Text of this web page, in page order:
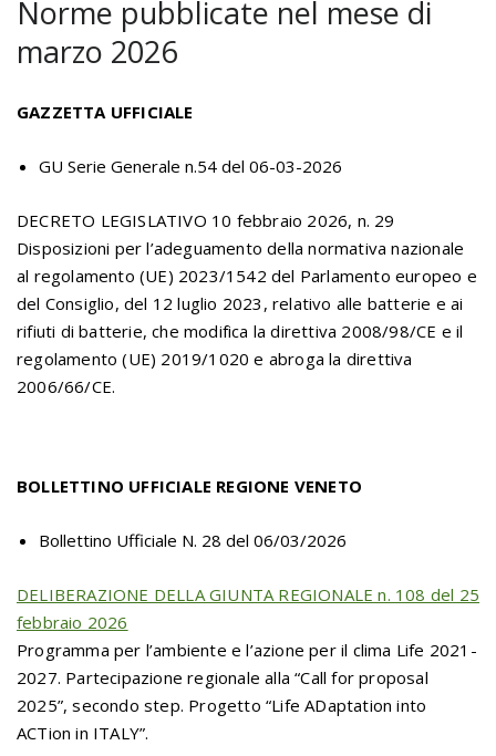
Norme pubblicate nel mese di
marzo 2026
GAZZETTA UFFICIALE
GU Serie Generale n.54 del 06-03-2026
DECRETO LEGISLATIVO 10 febbraio 2026, n. 29
Disposizioni per l’adeguamento della normativa nazionale
al regolamento (UE) 2023/1542 del Parlamento europeo e
del Consiglio, del 12 luglio 2023, relativo alle batterie e ai
rifiuti di batterie, che modifica la direttiva 2008/98/CE e il
regolamento (UE) 2019/1020 e abroga la direttiva
2006/66/CE.
BOLLETTINO UFFICIALE REGIONE VENETO
Bollettino Ufficiale N. 28 del 06/03/2026
DELIBERAZIONE DELLA GIUNTA REGIONALE n. 108 del 25
febbraio 2026
Programma per l’ambiente e l’azione per il clima Life 2021-
2027. Partecipazione regionale alla “Call for proposal
2025”, secondo step. Progetto “Life ADaptation into
ACTion in ITALY”.